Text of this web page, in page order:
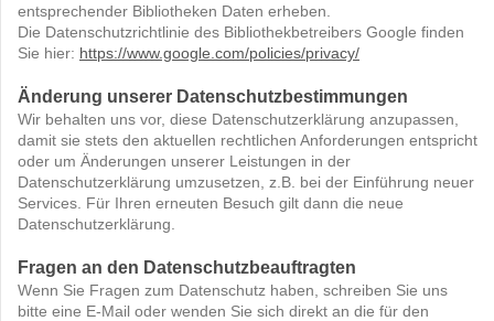
entsprechender Bibliotheken Daten erheben.
Die Datenschutzrichtlinie des Bibliothekbetreibers Google finden
Sie hier: https://www.google.com/policies/privacy/
Änderung unserer Datenschutzbestimmungen
Wir behalten uns vor, diese Datenschutzerklärung anzupassen,
damit sie stets den aktuellen rechtlichen Anforderungen entspricht
oder um Änderungen unserer Leistungen in der
Datenschutzerklärung umzusetzen, z.B. bei der Einführung neuer
Services. Für Ihren erneuten Besuch gilt dann die neue
Datenschutzerklärung.
Fragen an den Datenschutzbeauftragten
Wenn Sie Fragen zum Datenschutz haben, schreiben Sie uns
bitte eine E-Mail oder wenden Sie sich direkt an die für den